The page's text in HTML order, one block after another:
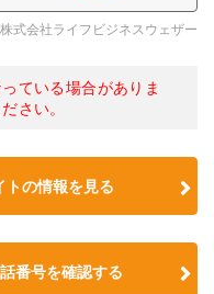
式会社ライフビジネスウェザー
ている場合がありま
さい。
トの情報を見る
番号を確認する